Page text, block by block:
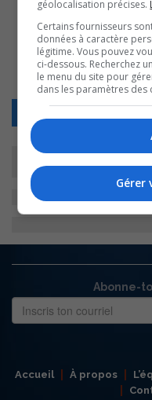
Abonne-
Accueil À propos
géolocalisation précises.
Certains fournisseurs
données à caractère
légitime. Vous pouvez
ci-dessous. Recherchez
le menu du site pour
dans les paramètres
Gérer